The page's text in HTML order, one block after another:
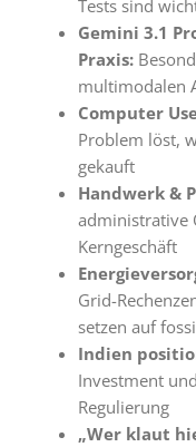
Tests sind
Gemini 3.1
Praxis:
multimodalen
Computer
Problem löst,
gekauft
Handwerk &
administrative
Kerngeschäft
Grid-
setzen auf
Indien
Investment
Regulierung
„Wer klaut